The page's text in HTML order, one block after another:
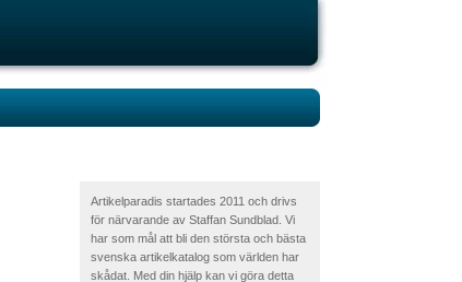
Artikelparadis startades 2011 och drivs
för närvarande av Staffan Sundblad. Vi
har som mål att bli den största och bästa
svenska artikelkatalog som världen har
skådat. Med din hjälp kan vi göra detta